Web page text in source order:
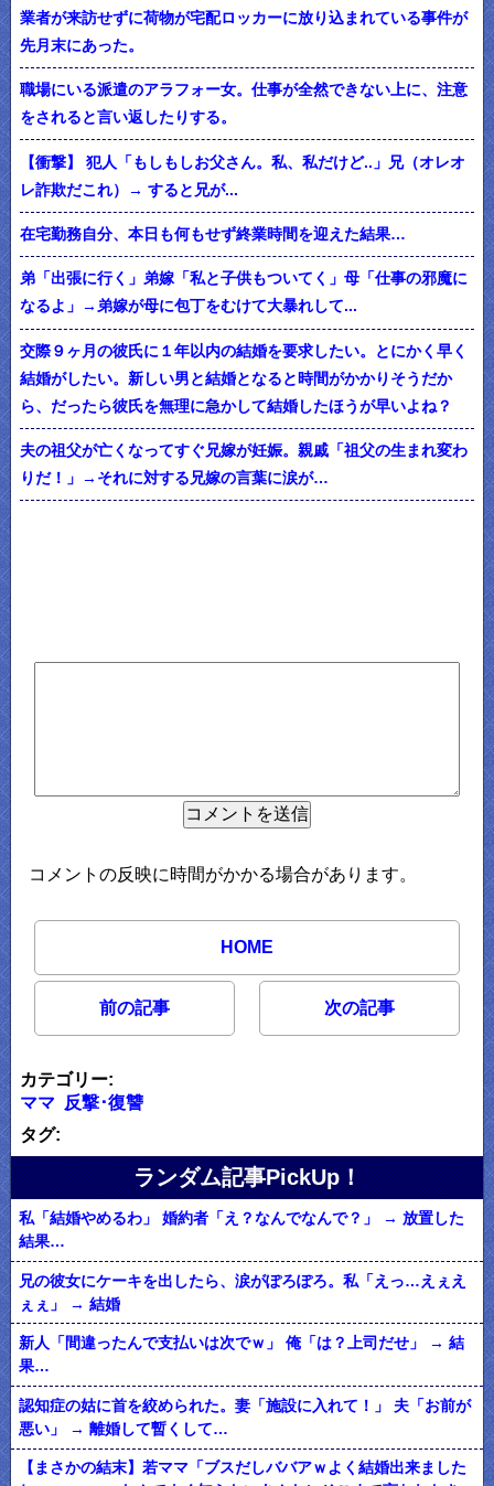
業者が来訪せずに荷物が宅配ロッカーに放り込まれている事件が
先月末にあった。
職場にいる派遣のアラフォー女。仕事が全然できない上に、注意
をされると言い返したりする。
【衝撃】 犯人「もしもしお父さん。私、私だけど..」兄（オレオ
レ詐欺だこれ）→ すると兄が...
在宅勤務自分、本日も何もせず終業時間を迎えた結果…
弟「出張に行く」弟嫁「私と子供もついてく」母「仕事の邪魔に
なるよ」→弟嫁が母に包丁をむけて大暴れして...
交際９ヶ月の彼氏に１年以内の結婚を要求したい。とにかく早く
結婚がしたい。新しい男と結婚となると時間がかかりそうだか
ら、だったら彼氏を無理に急かして結婚したほうが早いよね？
夫の祖父が亡くなってすぐ兄嫁が妊娠。親戚「祖父の生まれ変わ
りだ！」→それに対する兄嫁の言葉に涙が…
コメントの反映に時間がかかる場合があります。
HOME
前の記事 次の記事
カテゴリー:
ママ
反撃･復讐
タグ:
ランダム記事PickUp！
私「結婚やめるわ」 婚約者「え？なんでなんで？」 → 放置した
結果…
兄の彼女にケーキを出したら、涙がぽろぽろ。私「えっ…えぇえ
ぇぇ」 → 結婚
新人「間違ったんで支払いは次でｗ」 俺「は？上司だせ」 → 結
果…
認知症の姑に首を絞められた。妻「施設に入れて！」 夫「お前が
悪い」 → 離婚して暫くして…
【まさかの結末】若ママ「ブスだしババアｗよく結婚出来ました